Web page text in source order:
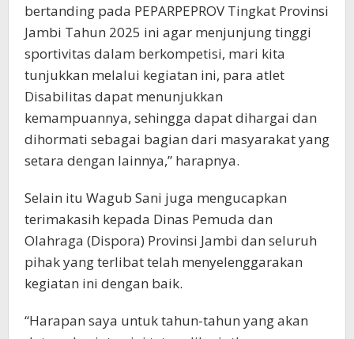
bertanding pada PEPARPEPROV Tingkat Provinsi
Jambi Tahun 2025 ini agar menjunjung tinggi
sportivitas dalam berkompetisi, mari kita
tunjukkan melalui kegiatan ini, para atlet
Disabilitas dapat menunjukkan
kemampuannya, sehingga dapat dihargai dan
dihormati sebagai bagian dari masyarakat yang
setara dengan lainnya,” harapnya.
Selain itu Wagub Sani juga mengucapkan
terimakasih kepada Dinas Pemuda dan
Olahraga (Dispora) Provinsi Jambi dan seluruh
pihak yang terlibat telah menyelenggarakan
kegiatan ini dengan baik.
“Harapan saya untuk tahun-tahun yang akan